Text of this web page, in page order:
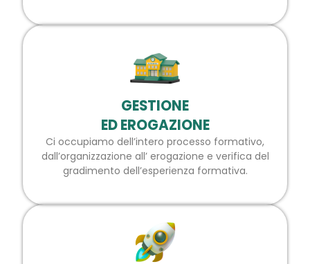
GESTIONE
ED EROGAZIONE
Ci occupiamo dell’intero processo formativo,
dall’organizzazione all’ erogazione e verifica del
gradimento dell’esperienza formativa.